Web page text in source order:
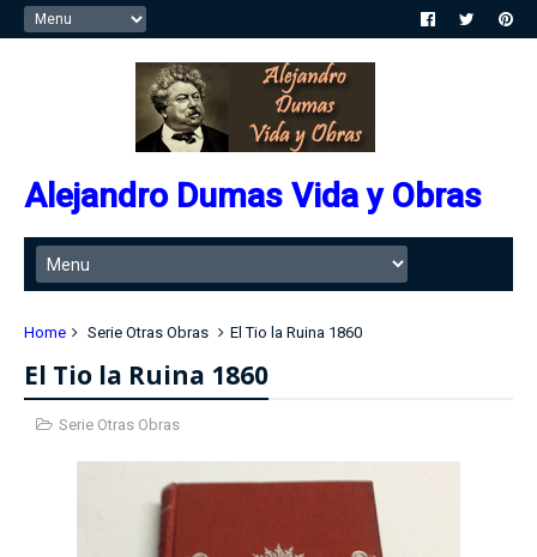
Alejandro Dumas Vida y Obras
Home Serie Otras Obras El Tio la Ruina 1860
El Tio la Ruina 1860
Serie Otras Obras